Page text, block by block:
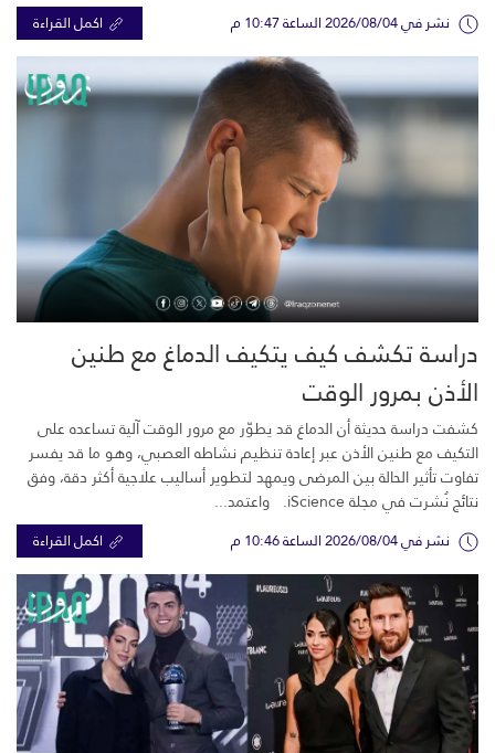
نشر في 2026/08/04 الساعة 10:47 م اكمل القراءة
دراسة تكشف كيف يتكيف الدماغ مع طنين
الأذن بمرور الوقت
كشفت دراسة حديثة أن الدماغ قد يطوّر مع مرور الوقت آلية تساعده على
التكيف مع طنين الأذن عبر إعادة تنظيم نشاطه العصبي، وهو ما قد يفسر
تفاوت تأثير الحالة بين المرضى ويمهد لتطوير أساليب علاجية أكثر دقة، وفق
نتائج نُشرت في مجلة iScience. واعتمد...
نشر في 2026/08/04 الساعة 10:46 م اكمل القراءة